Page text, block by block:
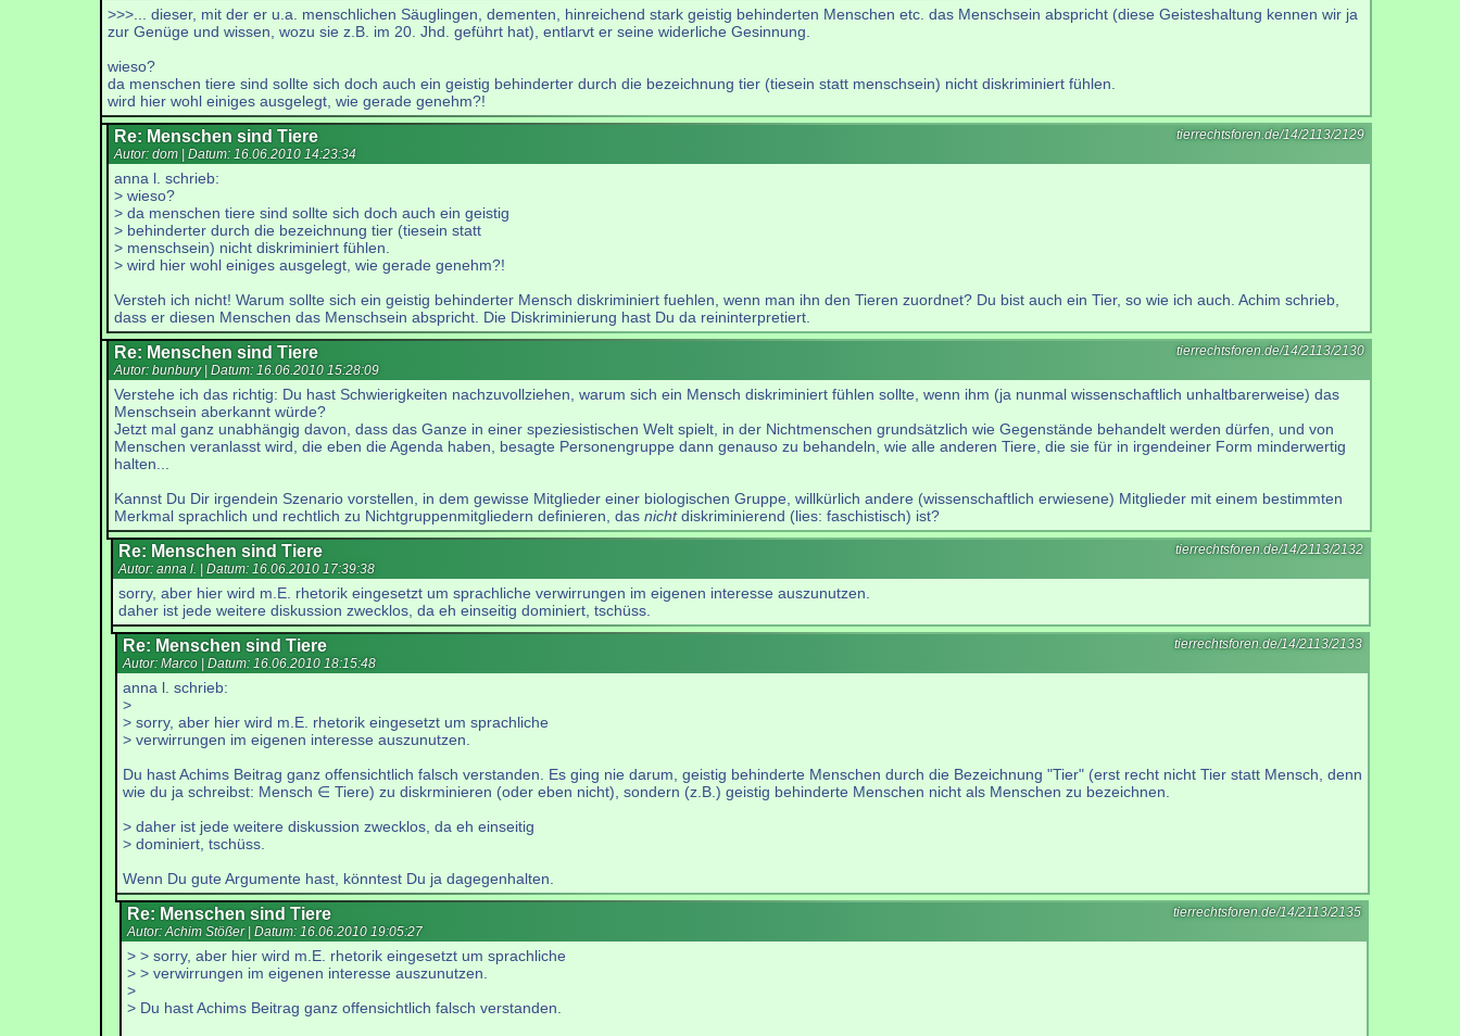
>>>... dieser, mit der er u.a. menschlichen Säuglingen, dementen, hinreichend stark geistig behinderten Menschen etc. das Menschsein abspricht (diese Geisteshaltung kennen wir ja
zur Genüge und wissen, wozu sie z.B. im 20. Jhd. geführt hat), entlarvt er seine widerliche Gesinnung.
wieso?
da menschen tiere sind sollte sich doch auch ein geistig behinderter durch die bezeichnung tier (tiesein statt menschsein) nicht diskriminiert fühlen.
wird hier wohl einiges ausgelegt, wie gerade genehm?!
tierrechtsforen.de/14/2113/2129
Re: Menschen sind Tiere
Autor: dom | Datum: 16.06.2010 14:23:34
anna l. schrieb:
> wieso?
> da menschen tiere sind sollte sich doch auch ein geistig
> behinderter durch die bezeichnung tier (tiesein statt
> menschsein) nicht diskriminiert fühlen.
> wird hier wohl einiges ausgelegt, wie gerade genehm?!
Versteh ich nicht! Warum sollte sich ein geistig behinderter Mensch diskriminiert fuehlen, wenn man ihn den Tieren zuordnet? Du bist auch ein Tier, so wie ich auch. Achim schrieb,
dass er diesen Menschen das Menschsein abspricht. Die Diskriminierung hast Du da reininterpretiert.
tierrechtsforen.de/14/2113/2130
Re: Menschen sind Tiere
Autor: bunbury | Datum: 16.06.2010 15:28:09
Verstehe ich das richtig: Du hast Schwierigkeiten nachzuvollziehen, warum sich ein Mensch diskriminiert fühlen sollte, wenn ihm (ja nunmal wissenschaftlich unhaltbarerweise) das
Menschsein aberkannt würde?
Jetzt mal ganz unabhängig davon, dass das Ganze in einer speziesistischen Welt spielt, in der Nichtmenschen grundsätzlich wie Gegenstände behandelt werden dürfen, und von
Menschen veranlasst wird, die eben die Agenda haben, besagte Personengruppe dann genauso zu behandeln, wie alle anderen Tiere, die sie für in irgendeiner Form minderwertig
halten...
Kannst Du Dir irgendein Szenario vorstellen, in dem gewisse Mitglieder einer biologischen Gruppe, willkürlich andere (wissenschaftlich erwiesene) Mitglieder mit einem bestimmten
Merkmal sprachlich und rechtlich zu Nichtgruppenmitgliedern definieren, das nichtdiskriminierend (lies: faschistisch) ist?
tierrechtsforen.de/14/2113/2132
Re: Menschen sind Tiere
Autor: anna l. | Datum: 16.06.2010 17:39:38
sorry, aber hier wird m.E. rhetorik eingesetzt um sprachliche verwirrungen im eigenen interesse auszunutzen.
daher ist jede weitere diskussion zwecklos, da eh einseitig dominiert, tschüss.
tierrechtsforen.de/14/2113/2133
Re: Menschen sind Tiere
Autor: Marco | Datum: 16.06.2010 18:15:48
anna l. schrieb:
>
> sorry, aber hier wird m.E. rhetorik eingesetzt um sprachliche
> verwirrungen im eigenen interesse auszunutzen.
Du hast Achims Beitrag ganz offensichtlich falsch verstanden. Es ging nie darum, geistig behinderte Menschen durch die Bezeichnung "Tier" (erst recht nicht Tier statt Mensch, denn
wie du ja schreibst: Mensch ∈ Tiere) zu diskrminieren (oder eben nicht), sondern (z.B.) geistig behinderte Menschen nicht als Menschen zu bezeichnen.
> daher ist jede weitere diskussion zwecklos, da eh einseitig
> dominiert, tschüss.
Wenn Du gute Argumente hast, könntest Du ja dagegenhalten.
tierrechtsforen.de/14/2113/2135
Re: Menschen sind Tiere
Autor: Achim Stößer | Datum: 16.06.2010 19:05:27
> > sorry, aber hier wird m.E. rhetorik eingesetzt um sprachliche
> > verwirrungen im eigenen interesse auszunutzen.
>
> Du hast Achims Beitrag ganz offensichtlich falsch verstanden.